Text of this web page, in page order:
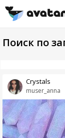
Поиск по
muser_anna
Crystals